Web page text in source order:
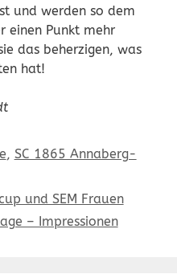
und werden so dem
einen Punkt mehr
das beherzigen, was
hat!
, SC 1865 Annaberg-
und SEM Frauen
– Impressionen